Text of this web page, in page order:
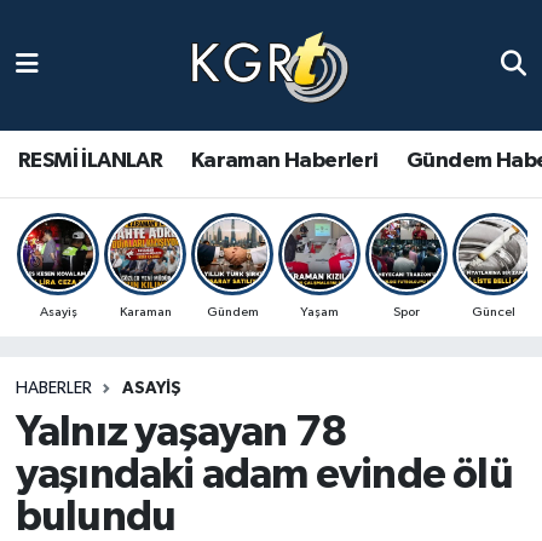
RESMİ İLANLAR Karaman Haberleri Gündem
Asayiş Karaman Gündem Yaşam Spor Güncel
HABERLER ASAYIŞ
Yalnız yaşayan 78
yaşındaki adam evinde ölü
bulundu
Gündem Haberleri
Güncel Haberler
Spor Haberleri
Ulusal Haberler
Vefat Edenler